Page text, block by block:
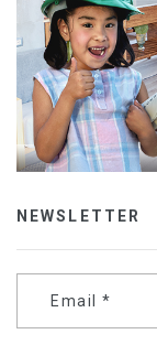
NEWSLETTER
Email *